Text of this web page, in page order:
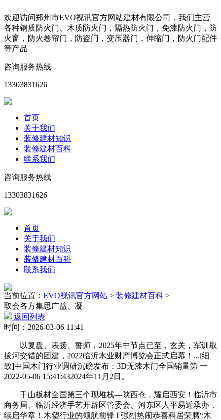
欢迎访问郑州市EVO视讯官方网站建材有限公司，我们主营
各种钢质防火门、木质防火门，隔热防火门，免漆防火门，防
火窗，防火卷帘门，防盗门，变压器门，伸缩门，防火门配件
等产品
咨询服务热线
13303831626
首页
关于我们
装修建材知识
装修建材百科
联系我们
咨询服务热线
13303831626
首页
关于我们
装修建材知识
装修建材百科
联系我们
当前位置： EVO视讯官方网站 > 装修建材百科 >
取会各方集思广益、凝
返回列表
时间：2026-03-06 11:41
以复盘、表扬、誓师，2025年中节点已至，玄关，军训取
拔河交错的团建，2022临沂木业财产博览会正式启幕！...[细
致]中国木门行业调研沉磅发布：3D无漆木门全国销量第 一
2022-05-06 15:41:432024年11月2日。
千山板材全国第三个现堆栈—陕西仓，耀启西安！临沂市
商务局、临沂经济手艺开辟区管委会、河东区人平易近承办，
续启华章！木塑行业的领航前锋 I 强烈热闹恭喜科居荣膺“木